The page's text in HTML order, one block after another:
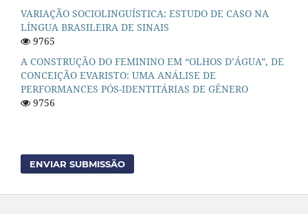
VARIAÇÃO SOCIOLINGUÍSTICA: ESTUDO DE CASO NA
LÍNGUA BRASILEIRA DE SINAIS
9765
A CONSTRUÇÃO DO FEMININO EM “OLHOS D’ÁGUA”, DE
CONCEIÇÃO EVARISTO: UMA ANÁLISE DE
PERFORMANCES PÓS-IDENTITÁRIAS DE GÊNERO
9756
ENVIAR SUBMISSÃO